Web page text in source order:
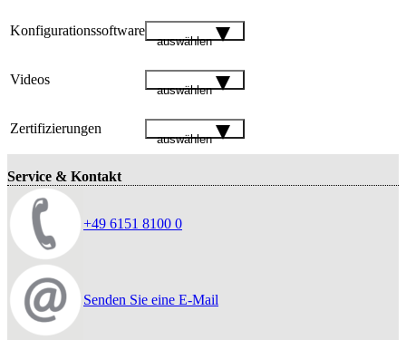
Konfigurationssoftware
auswählen
Videos
auswählen
Zertifizierungen
auswählen
Service & Kontakt
+49 6151 8100 0
Senden Sie eine E-Mail